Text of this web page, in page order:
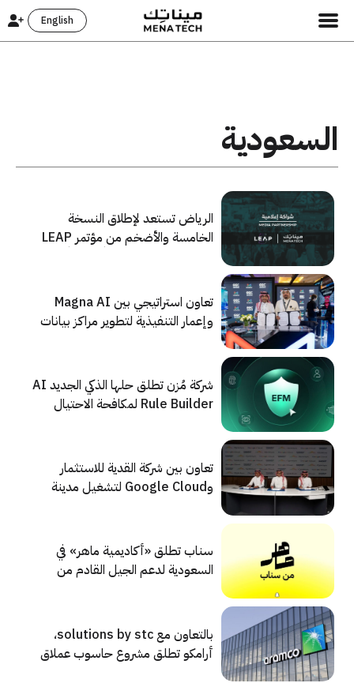
English
السعودية
الرياض تستعد لإطلاق النسخة
الخامسة والأضخم من مؤتمر LEAP
تعاون استراتيجي بين Magna AI
وإعمار التنفيذية لتطوير مراكز بيانات
شركة مُزن تطلق حلها الذكي الجديد AI
Rule Builder لمكافحة الاحتيال
تعاون بين شركة القدية للاستثمار
وGoogle Cloud لتشغيل مدينة
سناب تطلق «أكاديمية ماهر» في
السعودية لدعم الجيل القادم من
بالتعاون مع solutions by stc،
أرامكو تطلق مشروع حاسوب عملاق